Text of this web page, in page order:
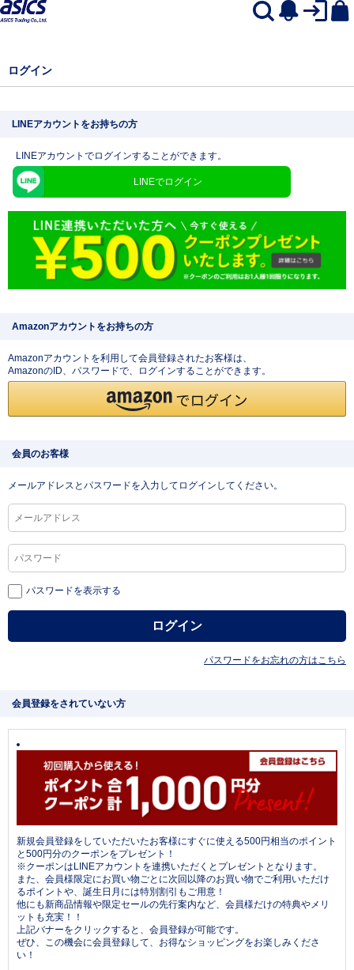
ログイン
LINEアカウントをお持ちの方
LINEアカウントでログインすることができます。
LINEでログイン
Amazonアカウントをお持ちの方
Amazonアカウントを利用して会員登録されたお客様は、
AmazonのID、パスワードで、ログインすることができます。
会員のお客様
メールアドレスとパスワードを入力してログインしてください。
パスワードを表示する
パスワードをお忘れの方はこちら
会員登録をされていない方
新規会員登録をしていただいたお客様にすぐに使える500円相当のポイント
と500円分のクーポンをプレゼント！
※クーポンはLINEアカウントを連携いただくとプレゼントとなります。
また、会員様限定にお買い物ごとに次回以降のお買い物でご利用いただけ
るポイントや、誕生日月には特別割引もご用意！
他にも新商品情報や限定セールの先行案内など、会員様だけの特典やメリ
ットも充実！！
上記バナーをクリックすると、会員登録が可能です。
ぜひ、この機会に会員登録して、お得なショッピングをお楽しみくださ
い！